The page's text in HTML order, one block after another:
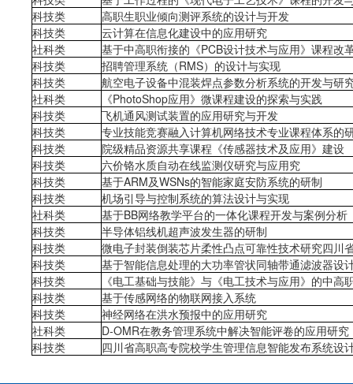
科技类
高职生职业倾向测评系统的设计与开发
科技类
云计算在信息化建设中的应用研究
社科类
基于中高职衔接的《PCB设计技术与应用》课程改
科技类
招聘管理系统（RMS）的设计与实现
科技类
航空电子设备中混装焊点参数分析系统的开发与研
社科类
《PhotoShop应用》微课程建设的探索与实践
科技类
飞机通风测试装置的应用研究与开发
科技类
专业技能竞赛融入计算机网络技术专业课程体系的
科技类
院级精品资源共享课程《传感器技术及应用》建设
科技类
六价铬水质自动在线监测仪研究与应用究
科技类
基于ARM及WSNs的智能家庭安防系统的研制
科技类
机场引导与控制系统的算法设计与实现
社科类
基于BB网络教学平台的一体化课程开发与案例分析
科技类
半导体铝线机超声波发生器的研制
科技类
微电子封装倒装芯片柔性凸点可靠性技术研究四川
科技类
基于智能信息处理的大功率管状同轴带通滤波器设
科技类
《电工基础与技能》与《电工技术与应用》的中高
科技类
基于传感网络的物联网接入系统
科技类
神经网络在洪水预报中的应用研究
社科类
D-OMR在教务管理系统中解决智能评卷的应用研究
科技类
四川省高职高专院校学生管理信息智能发布系统设